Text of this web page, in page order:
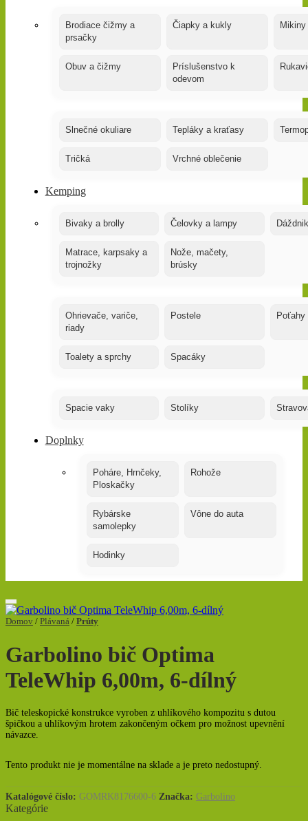
Brodiace čižmy a
prsačky
Čiapky a kukly Mikiny
Obuv a čižmy
Príslušenstvo k
odevom
Slnečné okuliare Tepláky a kraťasy
Tričká Vrchné oblečenie
Kemping
Bivaky a brolly Čelovky a lampy
Matrace, karpsaky a
trojnožky
Nože, mačety,
brúsky
Ohrievače, variče,
riady
Postele Poťahy
Toalety a sprchy Spacáky
Spacie vaky Stolíky
Doplnky
Poháre, Hrnčeky,
Ploskačky
Rohože
Rybárske
samolepky
Vône do auta
Hodinky
Domov / Plávaná / Prúty
Garbolino bič Optima
TeleWhip 6,00m, 6-dílný
Bič teleskopické konstrukce vyroben z uhlíkového kompozitu s dutou
špičkou a uhlíkovým hrotem zakončeným očkem pro možnost upevnění
návazce.
Tento produkt nie je momentálne na sklade a je preto nedostupný.
Katalógové číslo: GOMRK8176600-6 Značka: Garbolino
Kategórie